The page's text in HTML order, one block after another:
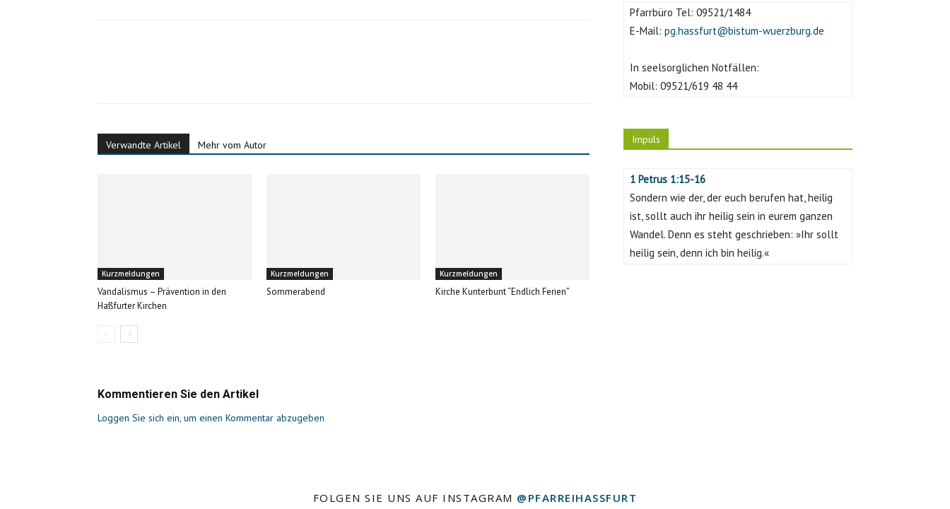
Verwandte Artikel Mehr vom Autor
Kurzmeldungen
Vandalismus – Prävention in den
Haßfurter Kirchen
Kurzmeldungen
Sommerabend
Kurzmeldungen
Kirche Kunterbunt “Endlich Ferien”
Kommentieren Sie den Artikel
Loggen Sie sich ein, um einen Kommentar abzugeben
Pfarrbüro Tel: 09521/1484
E-Mail: pg.hassfurt@bistum-wuerzburg.de
In seelsorglichen Notfällen:
Mobil: 09521/619 48 44
Impuls
1 Petrus 1:15-16
Sondern wie der, der euch berufen hat, heilig
ist, sollt auch ihr heilig sein in eurem ganzen
Wandel. Denn es steht geschrieben: »Ihr sollt
heilig sein, denn ich bin heilig.«
FOLGEN SIE UNS AUF INSTAGRAM @PFARREIHASSFURT